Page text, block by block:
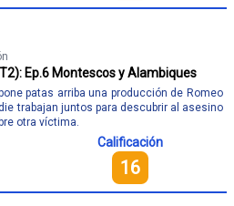
Ep.6 Montescos y Alambiques
patas arriba una producción de Romeo
trabajan juntos para descubrir al asesino
otra víctima.
Calificación
16